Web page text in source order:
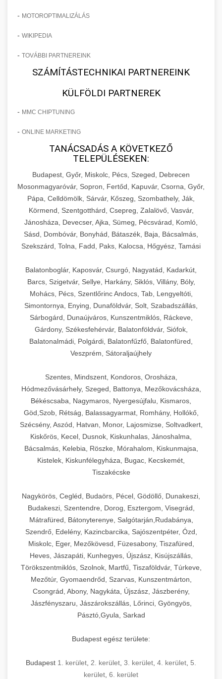
- MOTOROPTIMALIZÁLÁS
- WIKIPEDIA
- TOVÁBBI PARTNEREINK
SZÁMÍTÁSTECHNIKAI PARTNEREINK
KÜLFÖLDI PARTNEREK
- MMC CHIPTUNING
- ONLINE MARKETING
TANÁCSADÁS A KÖVETKEZŐ
TELEPÜLÉSEKEN:
Budapest, Győr, Miskolc, Pécs, Szeged, Debrecen
Mosonmagyaróvár, Sopron, Fertőd, Kapuvár, Csorna, Győr,
Pápa, Celldömölk, Sárvár, Kőszeg, Szombathely, Ják,
Körmend, Szentgotthárd, Csepreg, Zalalövő, Vasvár,
Jánosháza, Devecser, Ajka, Sümeg, Pécsvárad, Komló,
Sásd, Dombóvár, Bonyhád, Bátaszék, Baja, Bácsalmás,
Szekszárd, Tolna, Fadd, Paks, Kalocsa, Hőgyész, Tamási
Balatonboglár, Kaposvár, Csurgó, Nagyatád, Kadarkút,
Barcs, Szigetvár, Sellye, Harkány, Siklós, Villány, Bóly,
Mohács, Pécs, Szentlőrinc Andocs, Tab, Lengyeltóti,
Simontornya, Enying, Dunaföldvár, Solt, Szabadszállás,
Sárbogárd, Dunaújváros, Kunszentmiklós, Ráckeve,
Gárdony, Székesfehérvár, Balatonföldvár, Siófok,
Balatonalmádi, Polgárdi, Balatonfűzfő, Balatonfüred,
Veszprém, Sátoraljaújhely
Szentes, Mindszent, Kondoros, Orosháza,
Hódmezővásárhely, Szeged, Battonya, Mezőkovácsháza,
Békéscsaba, Nagymaros, Nyergesújfalu, Kismaros,
Göd,Szob, Rétság, Balassagyarmat, Romhány, Hollókő,
Szécsény, Aszód, Hatvan, Monor, Lajosmizse, Soltvadkert,
Kiskőrös, Kecel, Dusnok, Kiskunhalas, Jánoshalma,
Bácsalmás, Kelebia, Röszke, Mórahalom, Kiskunmajsa,
Kistelek, Kiskunfélegyháza, Bugac, Kecskemét,
Tiszakécske
Nagykörös, Cegléd, Budaörs, Pécel, Gödöllő, Dunakeszi,
Budakeszi, Szentendre, Dorog, Esztergom, Visegrád,
Mátrafüred, Bátonyterenye, Salgótarján,Rudabánya,
Szendrő, Edelény, Kazincbarcika, Sajószentpéter, Ózd,
Miskolc, Eger, Mezőkövesd, Füzesabony, Tiszafüred,
Heves, Jászapáti, Kunhegyes, Újszász, Kisújszállás,
Törökszentmiklós, Szolnok, Martfű, Tiszaföldvár, Túrkeve,
Mezőtúr, Gyomaendrőd, Szarvas, Kunszentmárton,
Csongrád, Abony, Nagykáta, Újszász, Jászberény,
Jászfényszaru, Jászárokszállás, Lőrinci, Gyöngyös,
Pásztó,Gyula, Sarkad
Budapest egész területe:
Budapest 1. kerület 2. kerület 3. kerület 4. kerület 5.
kerület 6. kerület